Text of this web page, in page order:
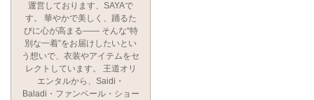
運営しております、SAYAで
す。 華やかで美しく、踊るた
びに心が高まる―― そんな“特
別な一着”をお届けしたいとい
う想いで、衣装やアイテムをセ
レクトしています。 王道オリ
エンタルから、Saidi・
Baladi・ファンベール・ショー